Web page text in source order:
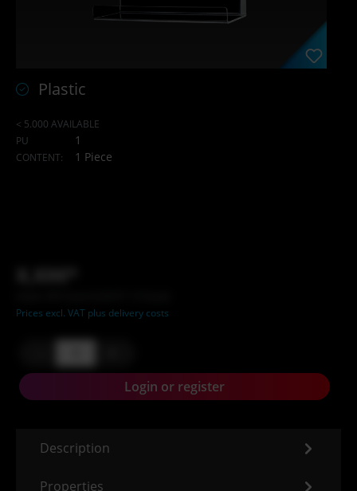
Plastic
< 5.000 AVAILABLE
PU
1
CONTENT: 1 Piece
Prices excl. VAT plus delivery costs
Login or register
Description
Properties